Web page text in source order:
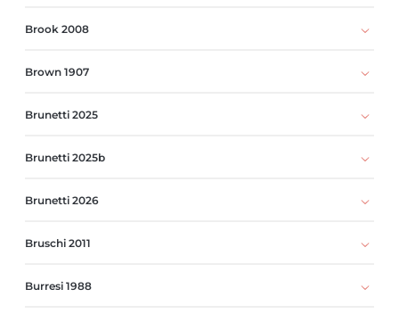
Brook 2008
Brown 1907
Brunetti 2025
Brunetti 2025b
Brunetti 2026
Bruschi 2011
Burresi 1988